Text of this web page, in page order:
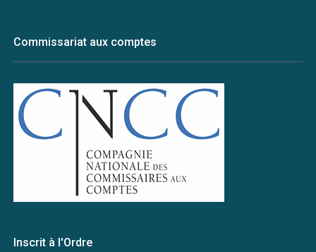
Commissariat aux comptes
Inscrit à l'Ordre